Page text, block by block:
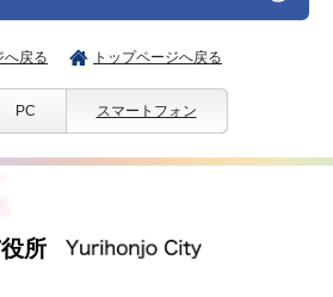
へ戻る トップページへ戻る
PC スマートフォン
所